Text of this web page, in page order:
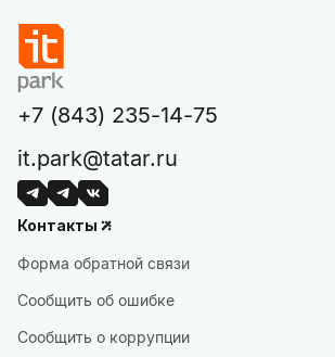
+7 (843) 235-14-75
it.park@tatar.ru
Контакты
Форма обратной связи
Сообщить об ошибке
Сообщить о коррупции